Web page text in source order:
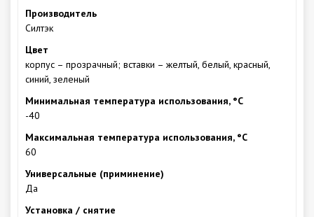
Производитель
Силтэк
Цвет
корпус – прозрачный; вставки – желтый, белый, красный,
синий, зеленый
Минимальная температура использования, °С
-40
Максимальная температура использования, °С
60
Универсальные (приминение)
Да
Установка / снятие